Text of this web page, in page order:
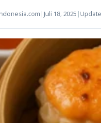
| Juli 18, 2025 |